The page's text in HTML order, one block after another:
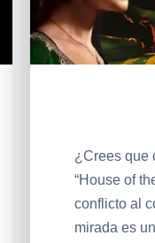
¿Crees que
“House of
conflicto al
mirada es